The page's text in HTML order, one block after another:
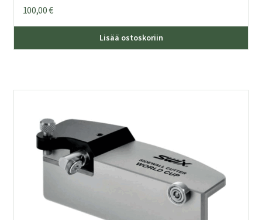
100,00€
Lisää ostoskoriin